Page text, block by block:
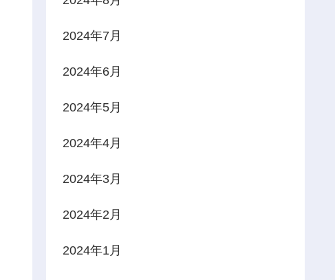
2024年7月
2024年6月
2024年5月
2024年4月
2024年3月
2024年2月
2024年1月